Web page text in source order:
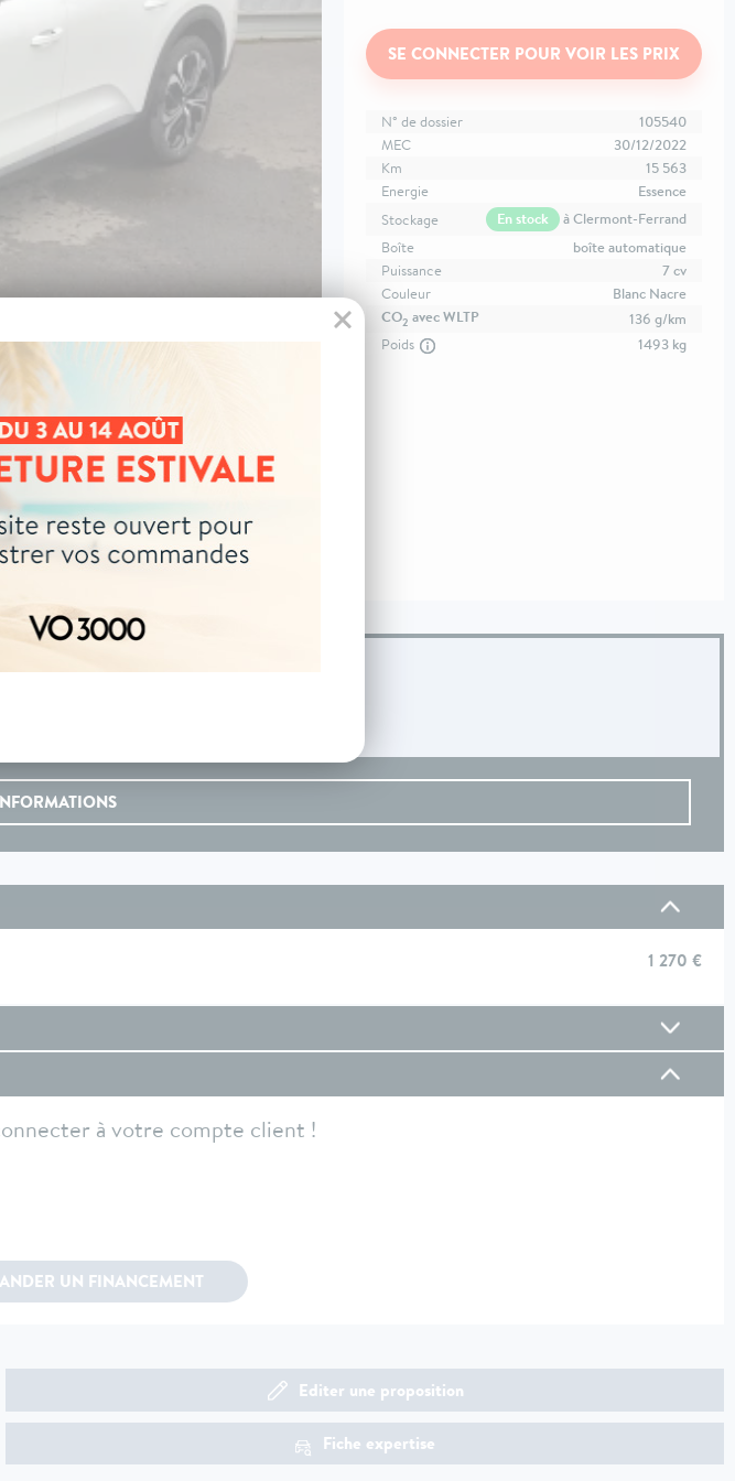
SE CONNECTER POUR VOIR LES PRIX
N° de dossier
105540
MEC
30/12/2022
Km
15 563
Energie
Essence
Stockage
En stock
à Clermont-Ferrand
Boîte
boîte automatique
Puissance
7 cv
Couleur
Blanc Nacre
CO2 avec WLTP
136 g/km
Poids
1493 kg
1 270 €
à votre compte client !
UN FINANCEMENT
Editer une proposition
Fiche expertise